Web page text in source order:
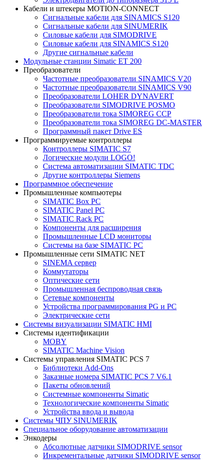
Кабели и штекеры MOTION-CONNECT
Сигнальные кабели для SINAMICS S120
Сигнальные кабели для SINUMERIK
Силовые кабели для SIMODRIVE
Силовые кабели для SINAMICS S120
Другие сигнальные кабели
Модульные станции Simatic ET 200
Преобразователи
Частотные преобразователи SINAMICS V20
Частотные преобразователи SINAMICS V90
Преобразователи LOHER DYNAVERT
Преобразователи SIMODRIVE POSMO
Преобразователи тока SIMOREG CCP
Преобразователи тока SIMOREG DC-MASTER
Программный пакет Drive ES
Программируемые контроллеры
Контроллеры SIMATIC S7
Логические модули LOGO!
Система автоматизации SIMATIC TDC
Другие контроллеры Siemens
Программное обеспечение
Промышленные компьютеры
SIMATIC Box PC
SIMATIC Panel PС
SIMATIC Rack PC
Компоненты для расширения
Промышленные LCD мониторы
Системы на базе SIMATIC PC
Промышленные сети SIMATIC NET
SINEMA сервер
Коммутаторы
Оптические сети
Промышленная беспроводная связь
Сетевые компоненты
Устройства программирования PG и PC
Электрические сети
Системы визуализации SIMATIC HMI
Системы идентификации
MOBY
SIMATIC Machine Vision
Системы управления SIMATIC PCS 7
Библиотеки Add-Ons
Заказные номера SIMATIC PCS 7 V6.1
Пакеты обновлений
Системные компоненты Simatic
Технологические компоненты Simatic
Устройства ввода и вывода
Системы ЧПУ SINUMERIK
Специальное оборудование автоматизации
Энкодеры
Абсолютные датчики SIMODRIVE sensor
Инкрементальные датчики SIMODRIVE sensor